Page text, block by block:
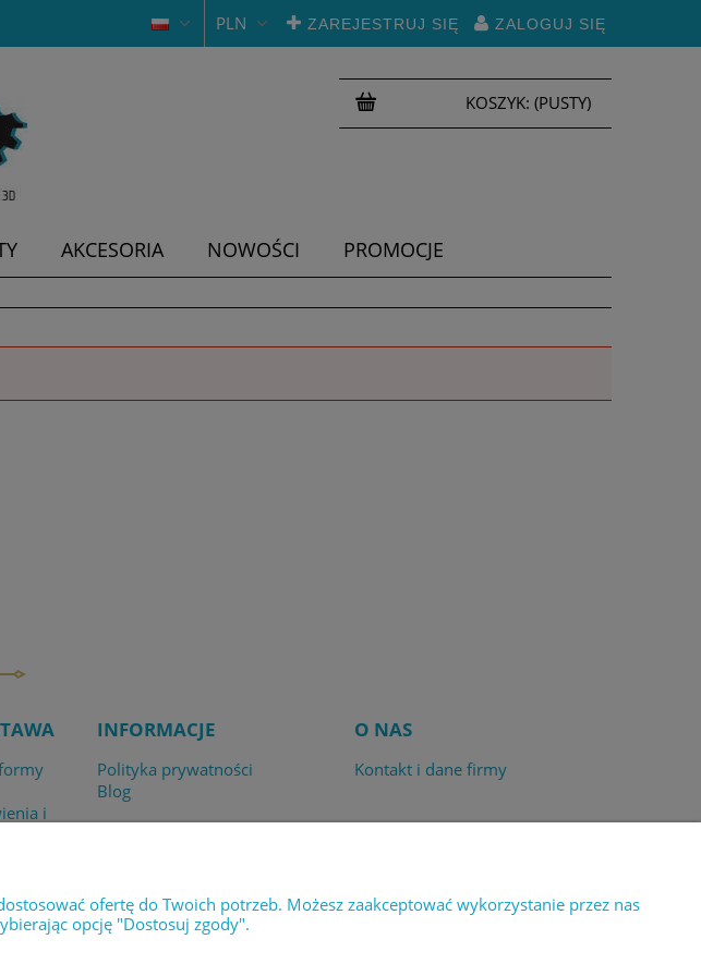
ZAREJESTRUJ SIĘ ZALOGUJ SIĘ
PLN
KOSZYK: (PUSTY)
AKCESORIA NOWOŚCI PROMOCJE
i
INFORMACJE
Polityka prywatności
Blog
O NAS
Kontakt i dane firmy
ofertę do Twoich potrzeb. Możesz zaakceptować wykorzystanie przez nas
opcję "Dostosuj zgody".